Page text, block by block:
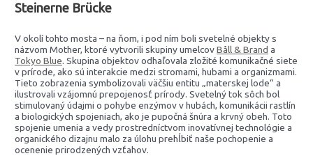
Steinerne Brücke
V okolí tohto mosta – na ňom, i pod ním boli svetelné objekty s
názvom Mother, ktoré vytvorili skupiny umelcovBåll & Brand a
Tokyo Blue. Skupina objektov odhaľovala zložité komunikačné siete
v prírode, ako sú interakcie medzi stromami, hubami a organizmami.
Tieto zobrazenia symbolizovali väčšiu entitu „materskej lode“ a
ilustrovali vzájomnú prepojenosť prírody. Svetelný tok sôch bol
stimulovaný údajmi o pohybe enzýmov v hubách, komunikácii rastlín
a biologických spojeniach, ako je pupočná šnúra a krvný obeh. Toto
spojenie umenia a vedy prostredníctvom inovatívnej technológie a
organického dizajnu malo za úlohu prehĺbiť naše pochopenie a
ocenenie prirodzených vzťahov.